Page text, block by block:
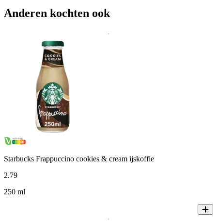
Anderen kochten ook
Starbucks Frappuccino cookies & cream ijskoffie
2.79
250 ml